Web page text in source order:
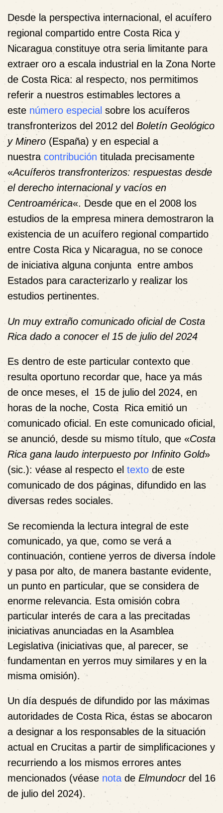
Desde la perspectiva internacional, el acuífero
regional compartido entre Costa Rica y
Nicaragua constituye otra seria limitante para
extraer oro a escala industrial en la Zona Norte
de Costa Rica: al respecto, nos permitimos
referir a nuestros estimables lectores a
este número especial sobre los acuíferos
transfronterizos del 2012 del Boletín Geológico
y Minero (España) y en especial a
nuestra contribución titulada precisamente
«Acuíferos transfronterizos: respuestas desde
el derecho internacional y vacíos en
Centroamérica«. Desde que en el 2008 los
estudios de la empresa minera demostraron la
existencia de un acuífero regional compartido
entre Costa Rica y Nicaragua, no se conoce
de iniciativa alguna conjunta entre ambos
Estados para caracterizarlo y realizar los
estudios pertinentes.
Un muy extraño comunicado oficial de Costa
Rica dado a conocer el 15 de julio del 2024
Es dentro de este particular contexto que
resulta oportuno recordar que, hace ya más
de once meses, el 15 de julio del 2024, en
horas de la noche, Costa Rica emitió un
comunicado oficial. En este comunicado oficial,
se anunció, desde su mismo título, que «Costa
Rica gana laudo interpuesto por Infinito Gold»
(sic.): véase al respecto el textode este
comunicado de dos páginas, difundido en las
diversas redes sociales.
Se recomienda la lectura integral de este
comunicado, ya que, como se verá a
continuación, contiene yerros de diversa índole
y pasa por alto, de manera bastante evidente,
un punto en particular, que se considera de
enorme relevancia. Esta omisión cobra
particular interés de cara a las precitadas
iniciativas anunciadas en la Asamblea
Legislativa (iniciativas que, al parecer, se
fundamentan en yerros muy similares y en la
misma omisión).
Un día después de difundido por las máximas
autoridades de Costa Rica, éstas se abocaron
a designar a los responsables de la situación
actual en Crucitas a partir de simplificaciones y
recurriendo a los mismos errores antes
mencionados (véase nota de Elmundocr del 16
de julio del 2024).